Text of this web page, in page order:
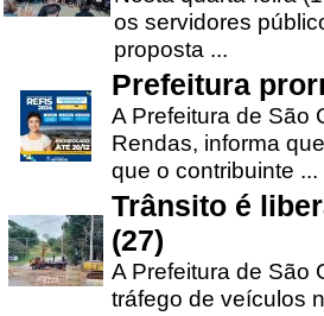
os servidores
proposta ...
Prefeitura
A Prefeitura de São
Rendas, informa
que o contribuinte ...
Trânsito é
(27)
A Prefeitura de São
tráfego de veículos